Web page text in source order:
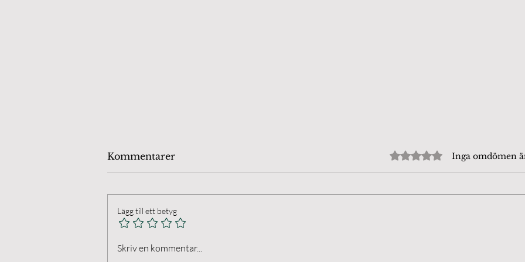
Öland Chamber Players.
Kommentarer Betygsatt till 0 av 5
Inga omdömen
Lägg till ett betyg
Skriv en kommentar...